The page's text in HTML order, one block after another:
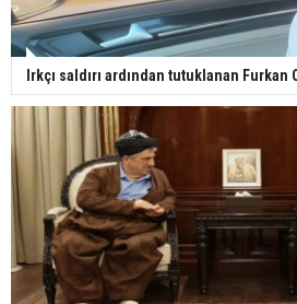
Irkçı saldırı ardından tutuklanan